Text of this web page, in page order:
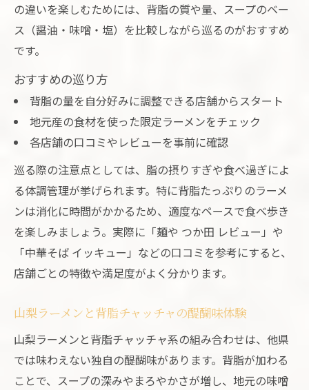
の違いを楽しむためには、背脂の質や量、スープのベー
ス（醤油・味噌・塩）を比較しながら巡るのがおすすめ
です。
おすすめの巡り方
背脂の量を自分好みに調整できる店舗からスタート
地元産の食材を使った限定ラーメンをチェック
各店舗の口コミやレビューを事前に確認
巡る際の注意点としては、脂の摂りすぎや食べ過ぎによ
る体調管理が挙げられます。特に背脂たっぷりのラーメ
ンは消化に時間がかかるため、適度なペースで食べ歩き
を楽しみましょう。実際に「麺や つか田 レビュー」や
「中華そば イッキュー」などの口コミを参考にすると、
店舗ごとの特徴や満足度がよく分かります。
山梨ラーメンと背脂チャッチャの醍醐味体験
山梨ラーメンと背脂チャッチャ系の組み合わせは、他県
では味わえない独自の醍醐味があります。背脂が加わる
ことで、スープの深みやまろやかさが増し、地元の味噌